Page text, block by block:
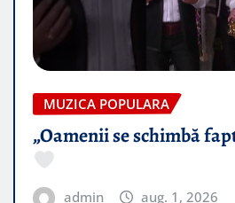
MUZICA POPULARA
„Oamenii se schimbă
admin aug. 1, 2026